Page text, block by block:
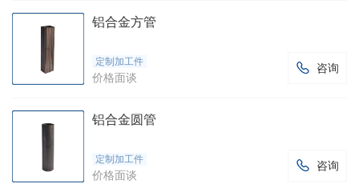
铝合金方管
 咨询
定制加工件
价格面谈
铝合金圆管
 咨询
定制加工件
价格面谈